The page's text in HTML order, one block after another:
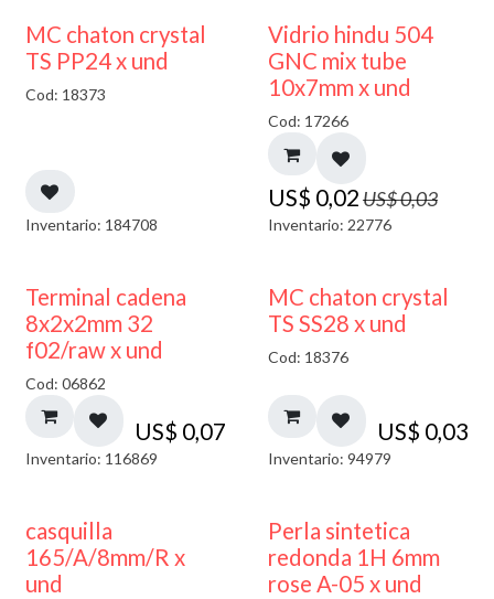
MC chaton crystal
TS PP24 x und
Cod: 18373
Inventario: 184708
40% DESCUENTO
Vidrio hindu 504
GNC mix tube
10x7mm x und
Cod: 17266
US$ 0,02US$0,03
Inventario: 22776
Terminal cadena
8x2x2mm 32
f02/raw x und
Cod: 06862
US$ 0,07
Inventario: 116869
MC chaton crystal
TS SS28 x und
Cod: 18376
US$ 0,03
Inventario: 94979
casquilla
165/A/8mm/R x
und
Perla sintetica
redonda 1H 6mm
rose A-05 x und